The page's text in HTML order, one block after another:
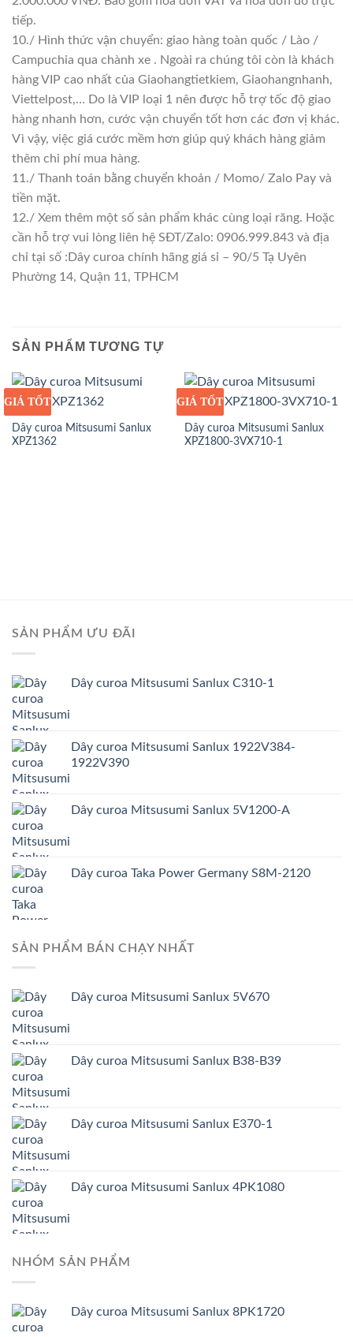
tiếp.
10./ Hình thức vận chuyển: giao hàng toàn quốc / Lào /
Campuchia qua chành xe . Ngoài ra chúng tôi còn là khách
hàng VIP cao nhất của Giaohangtietkiem, Giaohangnhanh,
Viettelpost,… Do là VIP loại 1 nên được hỗ trợ tốc độ giao
hàng nhanh hơn, cước vận chuyển tốt hơn các đơn vị khác.
Vì vậy, việc giá cước mềm hơn giúp quý khách hàng giảm
thêm chi phí mua hàng.
11./ Thanh toán bằng chuyển khoản / Momo/ Zalo Pay và
tiền mặt.
12./ Xem thêm một số sản phẩm khác cùng loại răng. Hoặc
cần hỗ trợ vui lòng liên hệ SĐT/Zalo: 0906.999.843 và địa
chỉ tại số :Dây curoa chính hãng giá sỉ – 90/5 Tạ Uyên
Phường 14, Quận 11, TPHCM
SẢN PHẨM TƯƠNG TỰ
GIÁ SỈ
GIÁ TỐT
Dây curoa Mitsusumi Sanlux
XPZ1362
GIÁ SỈ
GIÁ TỐT
Dây curoa Mitsusumi Sanlux
XPZ1800-3VX710-1
SẢN PHẨM ƯU ĐÃI
Dây curoa Mitsusumi Sanlux C310-1
Dây curoa Mitsusumi Sanlux 1922V384-
1922V390
Dây curoa Mitsusumi Sanlux 5V1200-A
Dây curoa Taka Power Germany S8M-2120
SẢN PHẨM BÁN CHẠY NHẤT
Dây curoa Mitsusumi Sanlux 5V670
Dây curoa Mitsusumi Sanlux B38-B39
Dây curoa Mitsusumi Sanlux E370-1
Dây curoa Mitsusumi Sanlux 4PK1080
NHÓM SẢN PHẨM
Dây curoa Mitsusumi Sanlux 8PK1720